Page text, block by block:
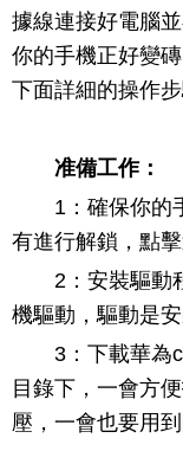
據線連接好電腦
你的手機正好變
下面詳細的操作步
准備工作：
1：確保你的
有進行解鎖，點
2：安裝驅動
機驅動，驅動是安
3：下載華為
目錄下，一會方
壓，一會也要用到